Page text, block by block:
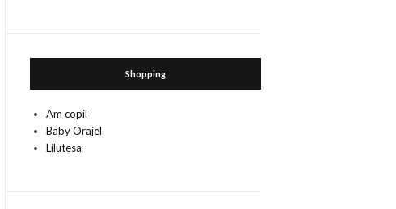
Shopping
Am copil
Baby Orajel
Lilutesa